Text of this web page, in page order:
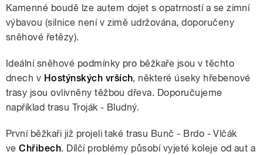
Kamenné boudě lze autem dojet s opatrností a se zimní
výbavou (silnice není v zimě udržována, doporučeny
sněhové řetězy).
Ideální sněhové podmínky pro běžkaře jsou v těchto
dnech v Hostýnských vrších, některé úseky hřebenové
trasy jsou ovlivněny těžbou dřeva. Doporučujeme
například trasu Troják - Bludný.
První běžkaři již projeli také trasu Bunč - Brdo - Vlčák
veChřibech. Dílčí problémy působí vyjeté koleje od aut a